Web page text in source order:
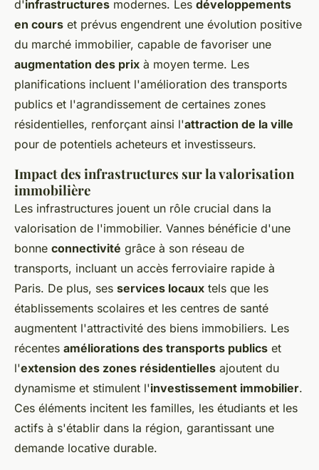
d'infrastructures modernes. Les développements
en cours et prévus engendrent une évolution positive
du marché immobilier, capable de favoriser une
augmentation des prix à moyen terme. Les
planifications incluent l'amélioration des transports
publics et l'agrandissement de certaines zones
résidentielles, renforçant ainsi l'attraction de la ville
pour de potentiels acheteurs et investisseurs.
Impact des infrastructures sur la valorisation
immobilière
Les infrastructures jouent un rôle crucial dans la
valorisation de l'immobilier. Vannes bénéficie d'une
bonne connectivité grâce à son réseau de
transports, incluant un accès ferroviaire rapide à
Paris. De plus, ses services locaux tels que les
établissements scolaires et les centres de santé
augmentent l'attractivité des biens immobiliers. Les
récentes améliorations des transports publics et
l'extension des zones résidentielles ajoutent du
dynamisme et stimulent l'investissement immobilier.
Ces éléments incitent les familles, les étudiants et les
actifs à s'établir dans la région, garantissant une
demande locative durable.